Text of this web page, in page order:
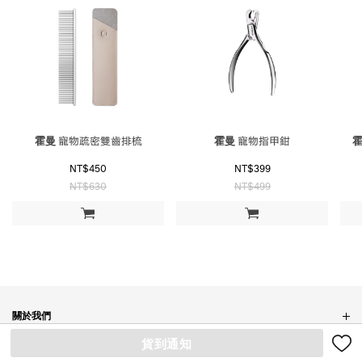
貨到通知
加入購物車
霍曼 寵物疏密雙齒排梳
NT$450
NT$630
加入購物車
霍曼 寵物指甲鉗
NT$399
NT$499
關於我們